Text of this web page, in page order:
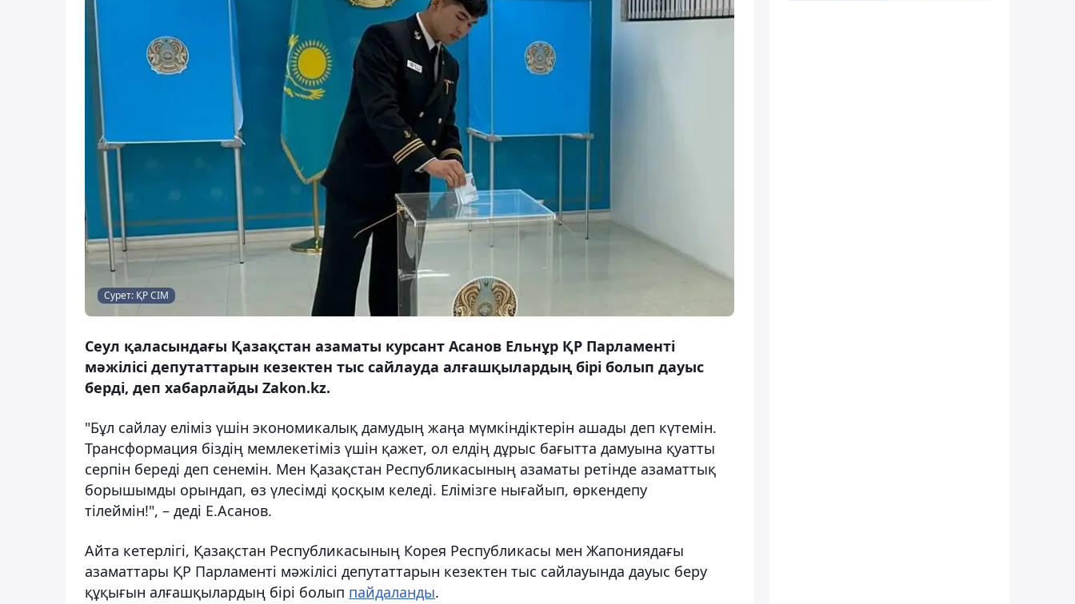
Сурет: ҚР СІМ
Сеул қаласындағы Қазақстан азаматы курсант Асанов Ельнұр ҚР Парламенті
мәжілісі депутаттарын кезектен тыс сайлауда алғашқылардың бірі болып дауыс
берді, деп хабарлайды Zakon.kz.
"Бұл сайлау еліміз үшін экономикалық дамудың жаңа мүмкіндіктерін ашады деп күтемін.
Трансформация біздің мемлекетіміз үшін қажет, ол елдің дұрыс бағытта дамуына қуатты
серпін береді деп сенемін. Мен Қазақстан Республикасының азаматы ретінде азаматтық
борышымды орындап, өз үлесімді қосқым келеді. Елімізге нығайып, өркендепу
тілеймін!", – деді Е.Асанов.
Айта кетерлігі, Қазақстан Республикасының Корея Республикасы мен Жапониядағы
азаматтары ҚР Парламенті мәжілісі депутаттарын кезектен тыс сайлауында дауыс беру
құқығын алғашқылардың бірі болып пайдаланды.